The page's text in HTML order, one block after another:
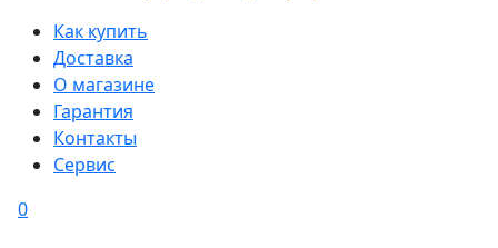
Как купить
Доставка
О магазине
Гарантия
Контакты
Сервис
0